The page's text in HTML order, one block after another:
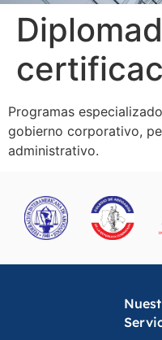
Programas
gobierno corporativo,
administrativo.